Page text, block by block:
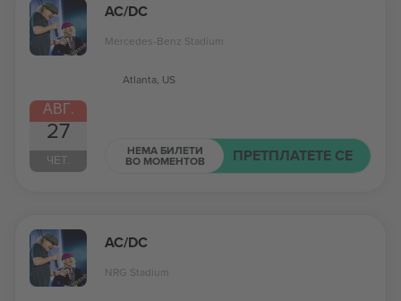
АВГ.
27
ЧЕТ.
AC/DC
Mercedes-Benz Stadium
Atlanta, US
НЕМА БИЛЕТИ
ВО МОМЕНТОВ ПРЕТПЛАТЕТЕ СЕ
AC/DC
NRG Stadium